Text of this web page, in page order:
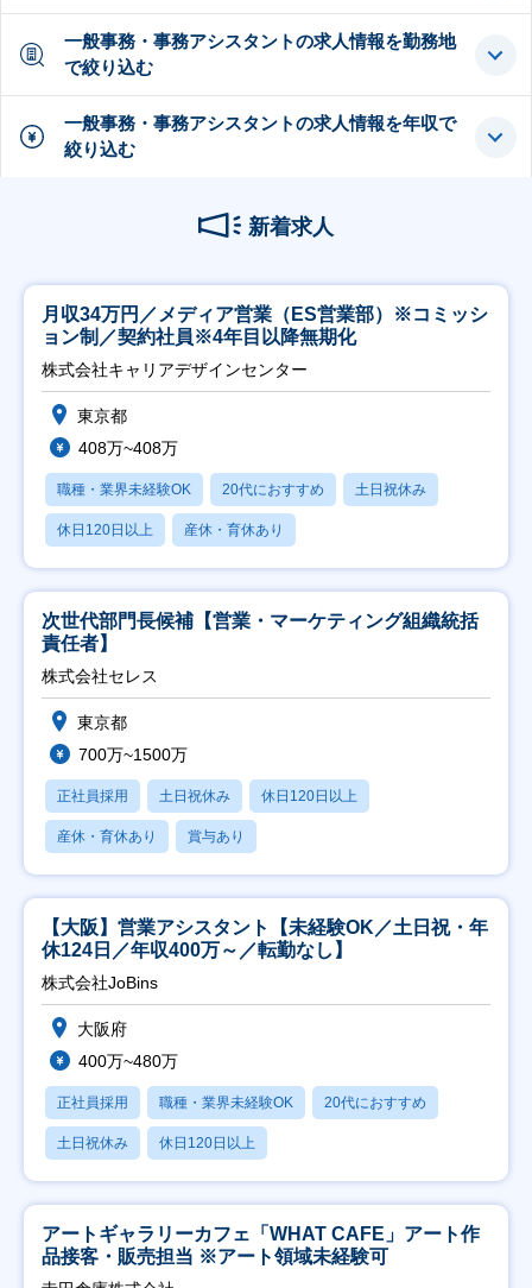
一般事務・事務アシスタントの求人情報を勤務地
で絞り込む
一般事務・事務アシスタントの求人情報を年収で
絞り込む
新着求人
月収34万円／メディア営業（ES営業部）※コミッシ
ョン制／契約社員※4年目以降無期化
株式会社キャリアデザインセンター
東京都
408万~408万
職種・業界未経験OK 20代におすすめ 土日祝休み
休日120日以上 産休・育休あり
次世代部門長候補【営業・マーケティング組織統括
責任者】
株式会社セレス
東京都
700万~1500万
正社員採用 土日祝休み 休日120日以上
産休・育休あり 賞与あり
【大阪】営業アシスタント【未経験OK／土日祝・年
休124日／年収400万～／転勤なし】
株式会社JoBins
大阪府
400万~480万
正社員採用 職種・業界未経験OK 20代におすすめ
土日祝休み 休日120日以上
アートギャラリーカフェ「WHAT CAFE」アート作
品接客・販売担当 ※アート領域未経験可